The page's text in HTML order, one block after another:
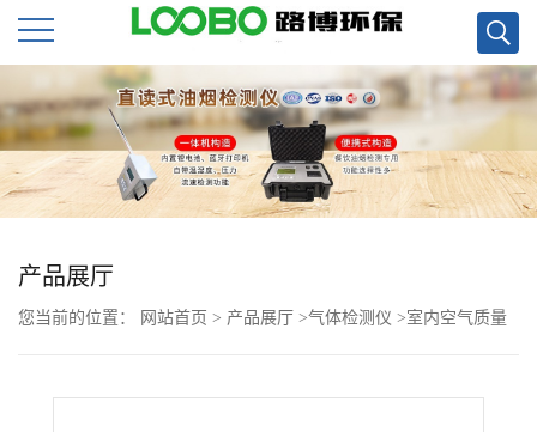
公
司
首
页
公
产品展厅
您当前的位置： 网站首页 > 产品展厅 >气体检测仪 >室内空气质量